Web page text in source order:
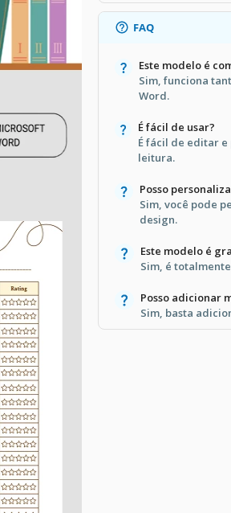
FAQ
Este modelo é
Sim, funciona
Word.
É fácil de usar?
É fácil de editar
leitura.
Posso
Sim, você pode
design.
Este modelo é
Sim, é
Posso adicionar
Sim, basta